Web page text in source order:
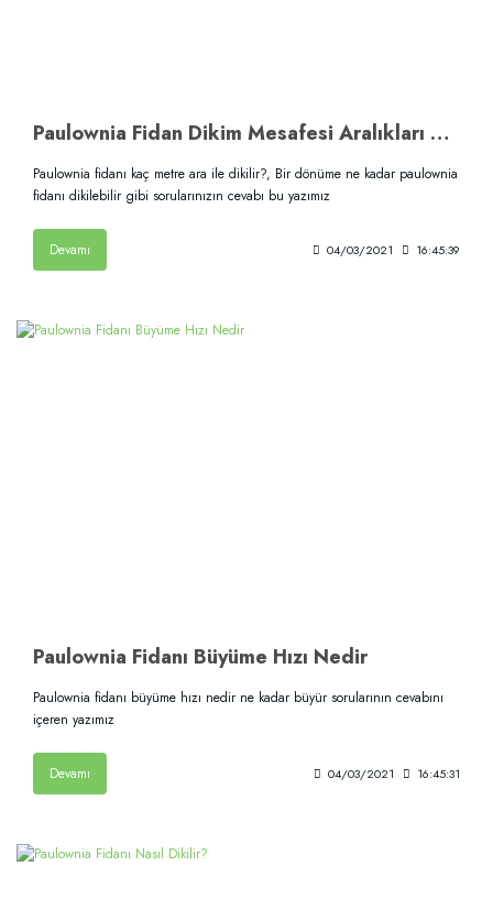
Paulownia Fidan Dikim Mesafesi Aralıkları Nelerdir?
Paulownia fidanı kaç metre ara ile dikilir?, Bir dönüme ne kadar paulownia
fidanı dikilebilir gibi sorularınızın cevabı bu yazımız
Devamı 04/03/2021 16:45:39
Paulownia Fidanı Büyüme Hızı Nedir
Paulownia fidanı büyüme hızı nedir ne kadar büyür sorularının cevabını
içeren yazımız
Devamı 04/03/2021 16:45:31